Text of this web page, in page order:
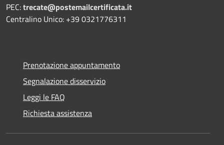
PEC:trecate@postemailcertificata.it
Centralino Unico: +39 0321776311
Prenotazione appuntamento
Segnalazione disservizio
Leggi le FAQ
Richiesta assistenza